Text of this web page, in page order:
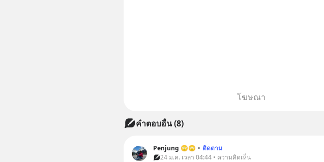
โฆษณา
คำตอบอื่น(8)
Penjung 🙄🙄 • ติดตาม
24 ม.ค. เวลา 04:44 • ความคิดเห็น